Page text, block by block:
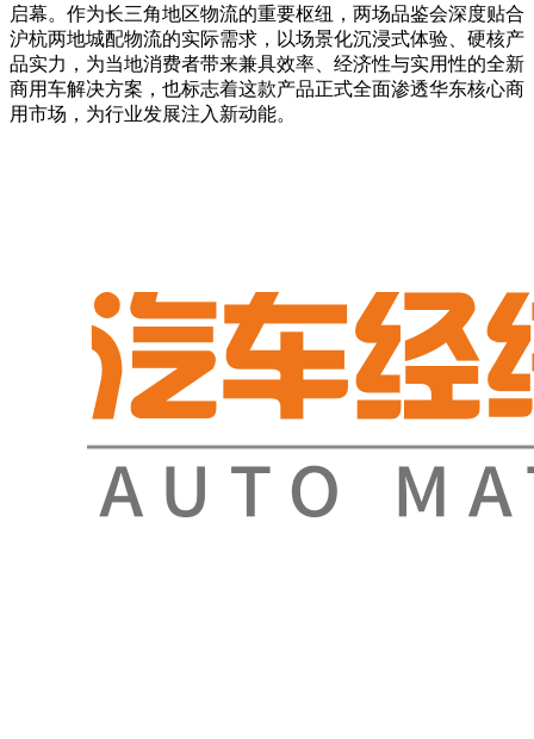
启幕。作为长三角地区物流的重要枢纽，两场品鉴会深度贴合
沪杭两地城配物流的实际需求，以场景化沉浸式体验、硬核产
品实力，为当地消费者带来兼具效率、经济性与实用性的全新
商用车解决方案，也标志着这款产品正式全面渗透华东核心商
用市场，为行业发展注入新动能。